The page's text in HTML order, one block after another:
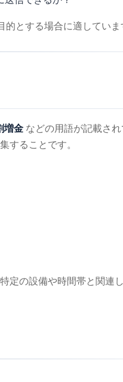
的とする場合に適していま
増金 などの用語が記載さ
することです。
の設備や時間帯と関連